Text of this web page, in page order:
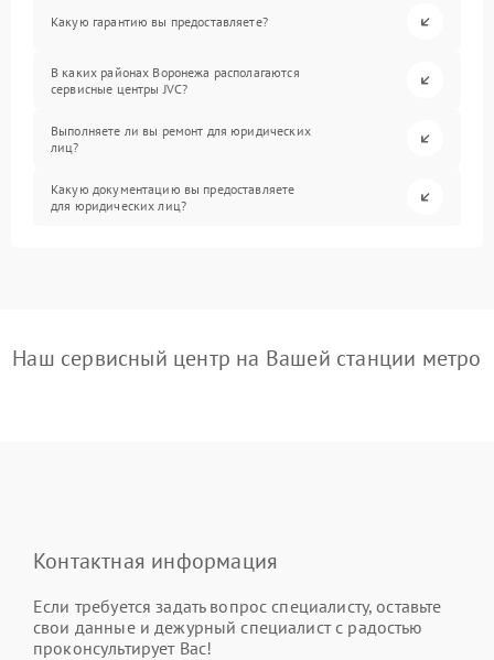
Какую гарантию вы предоставляете?
В каких районах Воронежа располагаются
сервисные центры JVC?
Выполняете ли вы ремонт для юридических
лиц?
Какую документацию вы предоставляете
для юридических лиц?
Наш сервисный центр на Вашей станции метро
Контактная информация
Если требуется задать вопрос специалисту, оставьте
свои данные и дежурный специалист с радостью
проконсультирует Вас!